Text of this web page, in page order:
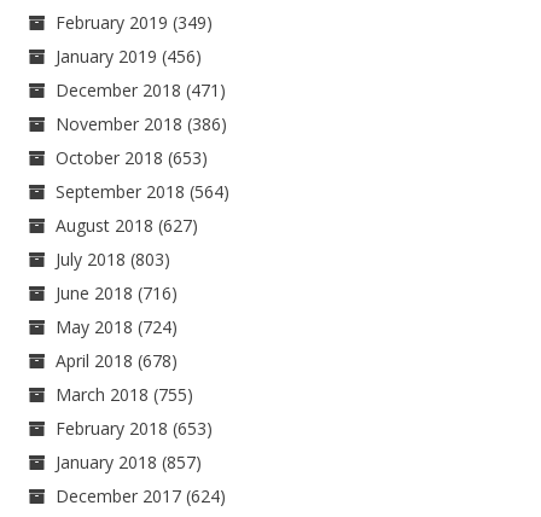
February 2019 (349)
January 2019 (456)
December 2018 (471)
November 2018 (386)
October 2018 (653)
September 2018 (564)
August 2018 (627)
July 2018 (803)
June 2018 (716)
May 2018 (724)
April 2018 (678)
March 2018 (755)
February 2018 (653)
January 2018 (857)
December 2017 (624)